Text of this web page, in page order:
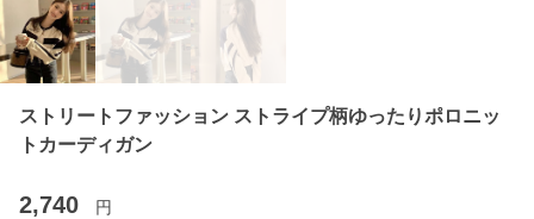
ストリートファッション ストライプ柄ゆったりポロニッ
トカーディガン
2,740 円